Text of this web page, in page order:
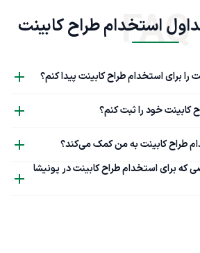
FAQ
را برای استخدام طراح کابینت پیدا کنم؟
کابینت خود را ثبت کنم؟
طراح کابینت به من کمک می‌کند؟
برای استخدام طراح کابینت در پونیشا